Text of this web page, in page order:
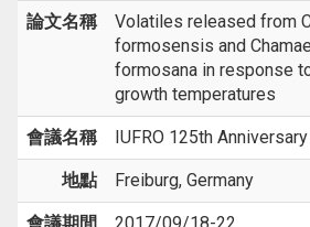
論文名稱
Volatiles released from
formosensis and
formosana in response
growth temperatures
會議名稱 IUFRO 125th
地點 Freiburg, Germany